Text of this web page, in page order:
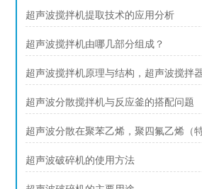
超声波搅拌机提取技术的应用分析
超声波搅拌机由哪几部分组成？
超声波搅拌机原理与结构，超声波搅拌
超声波分散搅拌机与反应釜的搭配问题
超声波破碎机的使用方法